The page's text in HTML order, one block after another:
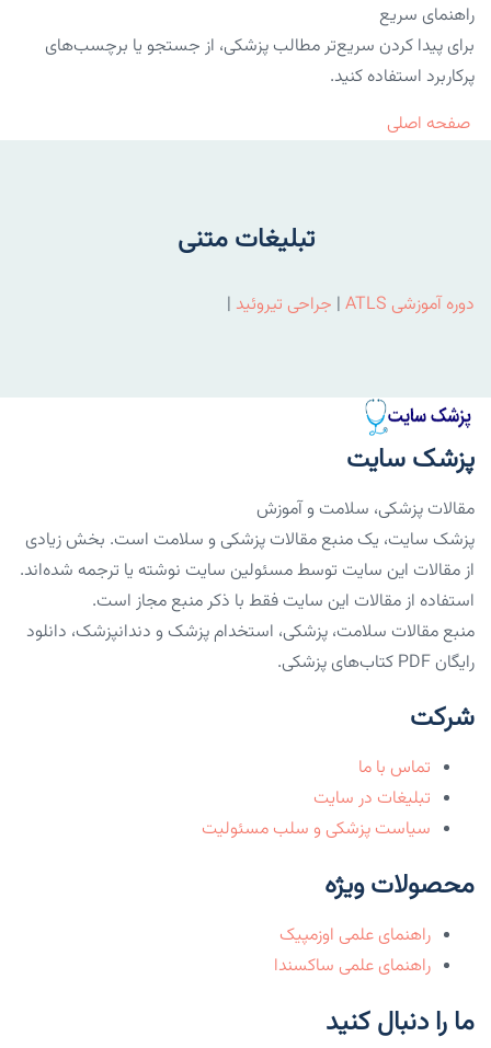
راهنمای سریع
برای پیدا کردن سریع‌تر مطالب پزشکی، از جستجو یا برچسب‌های
پرکاربرد استفاده کنید.
صفحه اصلی
تبلیغات متنی
دوره آموزشی ATLS | جراحی تیروئید |
پزشک سایت
مقالات پزشکی، سلامت و آموزش
پزشک سایت، یک منبع مقالات پزشکی و سلامت است. بخش زیادی
از مقالات این سایت توسط مسئولین سایت نوشته یا ترجمه شده‌اند.
استفاده از مقالات این سایت فقط با ذکر منبع مجاز است.
منبع مقالات سلامت، پزشکی، استخدام پزشک و دندانپزشک، دانلود
رایگان PDF کتاب‌های پزشکی.
شرکت
تماس با ما
تبلیغات در سایت
سیاست پزشکی و سلب مسئولیت
محصولات ویژه
راهنمای علمی اوزمپیک
راهنمای علمی ساکسندا
ما را دنبال کنید